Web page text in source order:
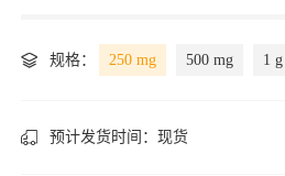
规格： 250 mg 500 mg 1 g
预计发货时间： 现货